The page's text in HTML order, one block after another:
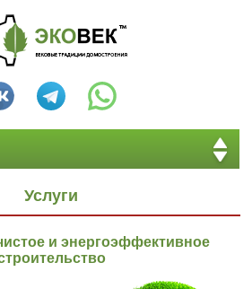
Услуги
и энергоэффективное